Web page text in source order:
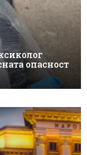
опасност